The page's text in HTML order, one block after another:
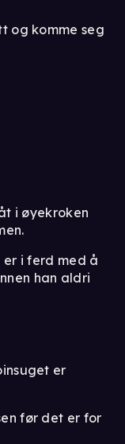
og komme seg
i øyekroken
er i ferd med å
han aldri
er
før det er for